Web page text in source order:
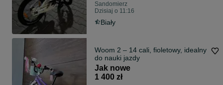
Sandomierz
Dzisiaj o 11:16
Biały
Woom 2 – 14 cali, fioletowy, idealny
do nauki jazdy
Jak nowe
1 400 zł